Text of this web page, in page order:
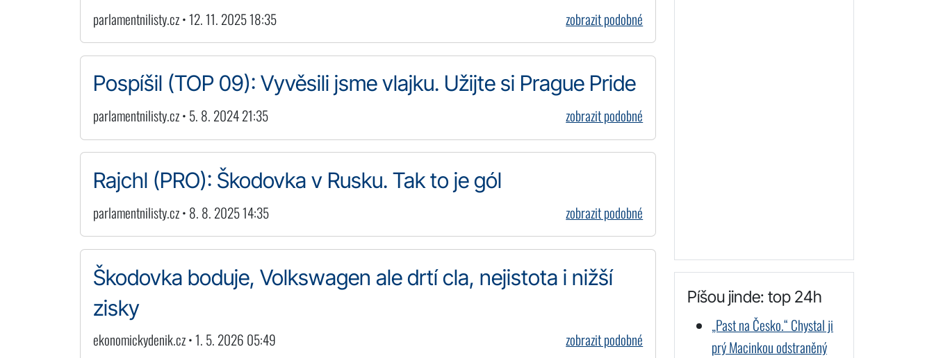
parlamentnilisty.cz • 12. 11. 2025 18:35 zobrazit podobné
Pospíšil (TOP 09): Vyvěsili jsme vlajku. Užijte si Prague Pride
parlamentnilisty.cz • 5. 8. 2024 21:35 zobrazit podobné
Rajchl (PRO): Škodovka v Rusku. Tak to je gól
parlamentnilisty.cz • 8. 8. 2025 14:35 zobrazit podobné
Škodovka boduje, Volkswagen ale drtí cla, nejistota i nižší
zisky
ekonomickydenik.cz • 1. 5. 2026 05:49 zobrazit podobné
Píšou jinde: top 24h
„Past na Česko.“ Chystal ji
prý Macinkou odstraněný